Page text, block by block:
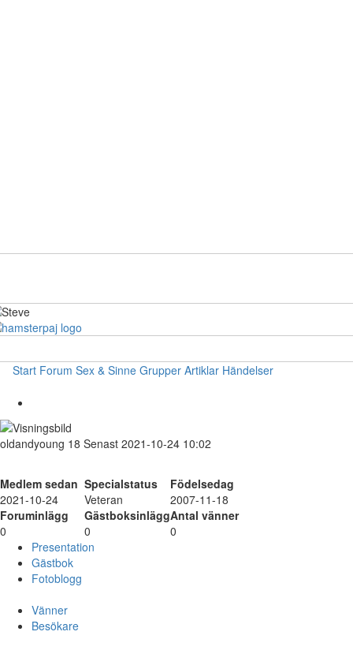
Start Forum Sex & Sinne Grupper Artiklar Händelser
oldandyoung 18 Senast 2021-10-24 10:02
Medlem sedan Specialstatus
Födelsedag
2021-10-24
Veteran
2007-11-18
Foruminlägg
GästboksinläggAntal vänner
0
0
0
Presentation
Gästbok
Fotoblogg
Vänner
Besökare